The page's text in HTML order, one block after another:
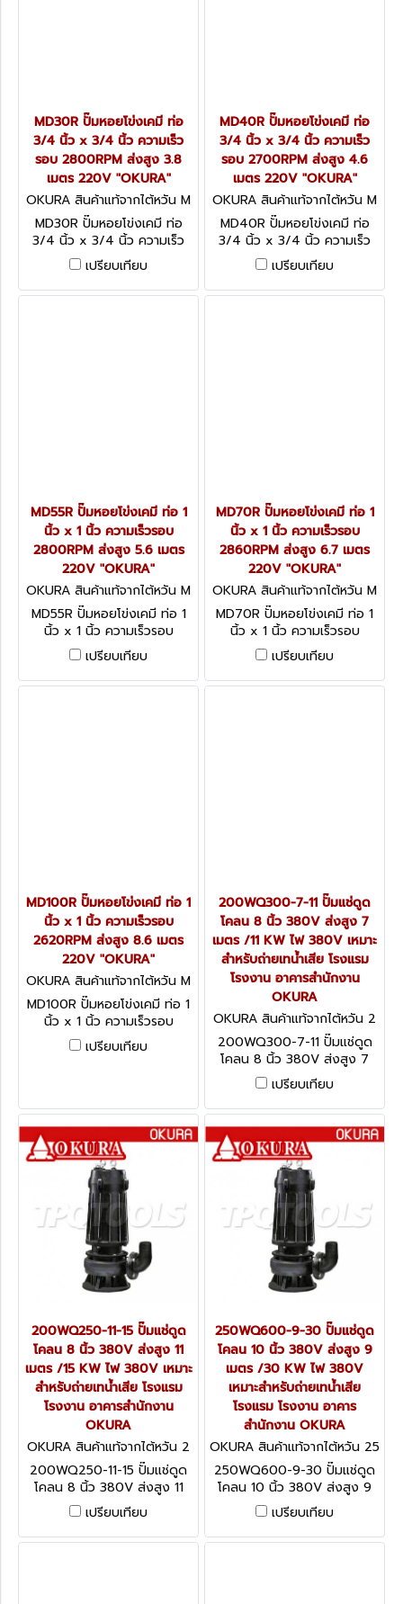
MD30R ปั๊มหอยโข่งเคมี ท่อ
3/4 นิ้ว x 3/4 นิ้ว ความเร็ว
รอบ 2800RPM ส่งสูง 3.8
เมตร 220V "OKURA"
OKURA สินค้าแท้จากไต้หวัน M
D30R
MD30R ปั๊มหอยโข่งเคมี ท่อ
3/4 นิ้ว x 3/4 นิ้ว ความเร็ว
รอบ 2800RPM ส่งสูง 3.8
เมตร 220V "OKURA"
เปรียบเทียบ
MD40R ปั๊มหอยโข่งเคมี ท่อ
3/4 นิ้ว x 3/4 นิ้ว ความเร็ว
รอบ 2700RPM ส่งสูง 4.6
เมตร 220V "OKURA"
OKURA สินค้าแท้จากไต้หวัน M
D40R
MD40R ปั๊มหอยโข่งเคมี ท่อ
3/4 นิ้ว x 3/4 นิ้ว ความเร็ว
รอบ 2700RPM ส่งสูง 4.6
เมตร 220V "OKURA"
เปรียบเทียบ
MD55R ปั๊มหอยโข่งเคมี ท่อ 1
นิ้ว x 1 นิ้ว ความเร็วรอบ
2800RPM ส่งสูง 5.6 เมตร
220V "OKURA"
OKURA สินค้าแท้จากไต้หวัน M
D55R
MD55R ปั๊มหอยโข่งเคมี ท่อ 1
นิ้ว x 1 นิ้ว ความเร็วรอบ
2800RPM ส่งสูง 5.6 เมตร
220V "OKURA"
เปรียบเทียบ
MD70R ปั๊มหอยโข่งเคมี ท่อ 1
นิ้ว x 1 นิ้ว ความเร็วรอบ
2860RPM ส่งสูง 6.7 เมตร
220V "OKURA"
OKURA สินค้าแท้จากไต้หวัน M
D70R
MD70R ปั๊มหอยโข่งเคมี ท่อ 1
นิ้ว x 1 นิ้ว ความเร็วรอบ
2860RPM ส่งสูง 6.7 เมตร
220V "OKURA"
เปรียบเทียบ
MD100R ปั๊มหอยโข่งเคมี ท่อ 1
นิ้ว x 1 นิ้ว ความเร็วรอบ
2620RPM ส่งสูง 8.6 เมตร
220V "OKURA"
OKURA สินค้าแท้จากไต้หวัน M
D100R
MD100R ปั๊มหอยโข่งเคมี ท่อ 1
นิ้ว x 1 นิ้ว ความเร็วรอบ
2620RPM ส่งสูง 8.6 เมตร
220V "OKURA"
เปรียบเทียบ
200WQ300-7-11 ปั๊มแช่ดูด
โคลน 8 นิ้ว 380V ส่งสูง 7
เมตร /11 KW ไฟ 380V เหมาะ
สำหรับถ่ายเทน้ำเสีย โรงแรม
โรงงาน อาคารสำนักงาน
OKURA
OKURA สินค้าแท้จากไต้หวัน 2
00WQ300-7-11
200WQ300-7-11 ปั๊มแช่ดูด
โคลน 8 นิ้ว 380V ส่งสูง 7
เมตร /11 KW ไฟ 380V เหมาะ
สำหรับถ่ายเทน้ำเสีย โรงแรม
โรงงาน อาคารสำนักงาน
OKURA
เปรียบเทียบ
200WQ250-11-15 ปั๊มแช่ดูด
โคลน 8 นิ้ว 380V ส่งสูง 11
เมตร /15 KW ไฟ 380V เหมาะ
สำหรับถ่ายเทน้ำเสีย โรงแรม
โรงงาน อาคารสำนักงาน
OKURA
OKURA สินค้าแท้จากไต้หวัน 2
00WQ250-11-15
200WQ250-11-15 ปั๊มแช่ดูด
โคลน 8 นิ้ว 380V ส่งสูง 11
เมตร /15 KW ไฟ 380V เหมาะ
สำหรับถ่ายเทน้ำเสีย โรงแรม
โรงงาน อาคารสำนักงาน
เปรียบเทียบ
250WQ600-9-30 ปั๊มแช่ดูด
โคลน 10 นิ้ว 380V ส่งสูง 9
เมตร /30 KW ไฟ 380V
เหมาะสำหรับถ่ายเทน้ำเสีย
โรงแรม โรงงาน อาคาร
สำนักงาน OKURA
OKURA สินค้าแท้จากไต้หวัน 25
0WQ600-9-30
250WQ600-9-30 ปั๊มแช่ดูด
โคลน 10 นิ้ว 380V ส่งสูง 9
เมตร /30 KW ไฟ 380V เหมาะ
สำหรับถ่ายเทน้ำเสีย โรงแรม
โรงงาน อาคารสำนักงาน
เปรียบเทียบ